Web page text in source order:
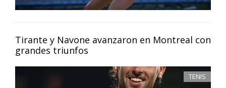
Tirante y Navone avanzaron en Montreal con
grandes triunfos
TENIS